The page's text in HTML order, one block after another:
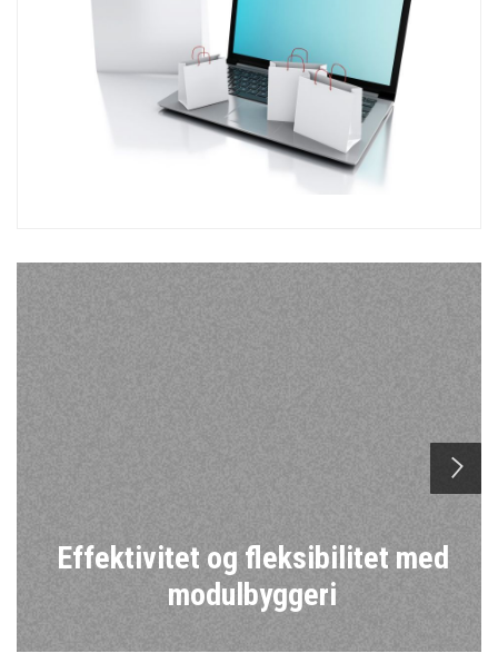
Effektivitet og fleksibilitet med
modulbyggeri